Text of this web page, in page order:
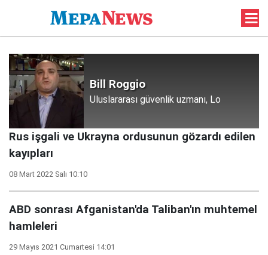
Bill Roggio
Uluslararası güvenlik uzmanı, Lo
Rus işgali ve Ukrayna ordusunun gözardı edilen
kayıpları
08 Mart 2022 Salı 10:10
ABD sonrası Afganistan'da Taliban'ın muhtemel
hamleleri
29 Mayıs 2021 Cumartesi 14:01